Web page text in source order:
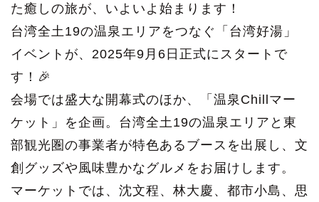
た癒しの旅が、いよいよ始まります！
台湾全土19の温泉エリアをつなぐ「台湾好湯」
イベントが、2025年9月6日正式にスタートで
す！🎉
会場では盛大な開幕式のほか、「温泉Chillマー
ケット」を企画。台湾全土19の温泉エリアと東
部観光圏の事業者が特色あるブースを出展し、文
創グッズや風味豊かなグルメをお届けします。
マーケットでは、沈文程、林大慶、都市小島、思